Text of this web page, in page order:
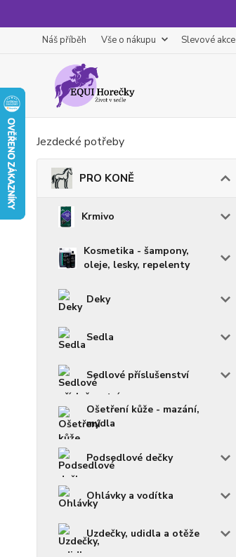
Náš příběh Vše o nákupu Slevové akce
Jezdecké potřeby
PRO KONĚ
Krmivo
Kosmetika - šampony,
oleje, lesky, repelenty
Deky
Sedla
Sedlové příslušenství
Ošetření kůže - mazání,
mýdla
Podsedlové dečky
Ohlávky a vodítka
Uzdečky, udidla a otěže